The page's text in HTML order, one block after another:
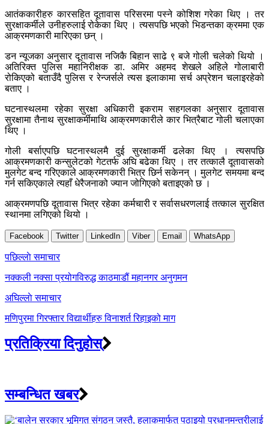
आतंककारीहरु कारसहित दूतावास परिसरमा पस्ने कोशिश गरेका थिए । तर
सुरक्षाकर्मीले उनीहरुलाई रोकेका थिए । त्यसपछि भएको भिडन्तका क्रममा एक
आक्रमणकारी मारिएका छन् ।
डन न्यूजका अनुसार दूतावास नजिकै बिहान साढे ९ बजे गोली चलेको थियो ।
अतिरिक्त पुलिस महानिरीक्षक डा. अमिर अहमद शेखले अहिले गोलाबारी
रोकिएको बताउँदै पुलिस र रेन्जर्सले त्यस इलाकामा सर्च अप्रेशन चलाइरहेको
बताए ।
घटनास्थलमा रहेका सुरक्षा अधिकारी इकराम सहगलका अनुसार दूतावास
सुरक्षामा तैनाथ सुरक्षाकर्मीमाथि आक्रमणकारीले कार भित्रैबाट गोली चलाएका
थिए ।
गोली बर्साएपछि घटनास्थलमै दुई सुरक्षाकर्मी ढलेका थिए । त्यसपछि
आक्रमणकारी कन्सुलेटको गेटतर्फ अघि बढेका थिए । तर तत्कालै दूतावासको
मुलगेट बन्द गरिएकाले आक्रमणकारी भित्र छिर्न सकेनन् । मुलगेट समयमा बन्द
गर्न सकिएकाले त्यहाँ धेरैजनाको ज्यान जोगिएको बताइएको छ ।
आक्रमणपछि दूतावास भित्र रहेका कर्मचारी र सर्वासधरणलाई तत्काल सुरक्षित
स्थानमा लगिएको थियो ।
Facebook Twitter LinkedIn Viber Email WhatsApp
Post
navigation
पछिल्लाे समाचार
नक्कली नक्सा प्रयोगविरुद्ध काठमाडौं महानगर अनुगमन
अघिल्लाे समाचार
मणिपुरमा गिरफ्तार विद्यार्थीहरु विनाशर्त रिहाइको माग
प्रतिक्रिया दिनुहोस्
सम्बन्धित खबर